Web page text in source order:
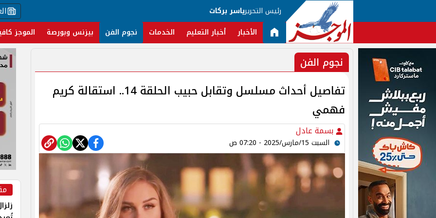
رئيس التحريرياسر بركات
الأخبار أخبار التعليم الخدمات نجوم الفن بيزنس وبورصة الموجز
نجوم الفن
تفاصيل أحداث مسلسل وتقابل حبيب الحلقة 14.. استقالة كريم
فهمي
بسمة عادل
السبت 15/مارس/2025 - 07:20 ص